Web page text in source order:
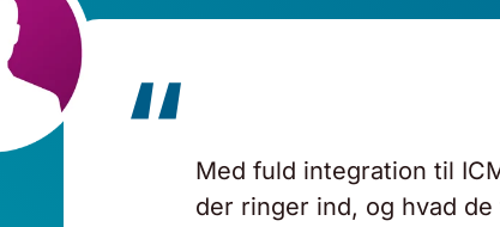
“ Med fuld integration til
der ringer ind, og hvad